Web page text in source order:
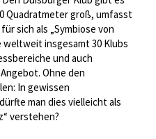
Quadratmeter groß, umfasst
sich als „Symbiose von
weltweit insgesamt 30 Klubs
und auch
Ohne den
In gewissen
man dies vielleicht als
verstehen?